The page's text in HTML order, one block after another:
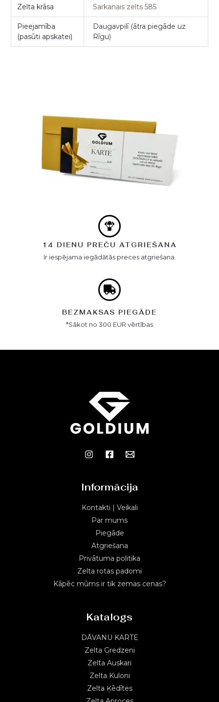
Zelta krāsa Sarkanais zelts 585
Pieejamība
(pasūti apskatei)
Daugavpilī (ātra piegāde uz
Rīgu)
14 DIENU PREČU ATGRIEŠANA
Ir iespējama iegādātās preces atgriešana.
BEZMAKSAS PIEGĀDE
*Sākot no 300 EUR vērtības
Informācija
Kontakti | Veikali
Par mums
Piegāde
Atgriešana
Privātuma politika
Zelta rotas padomi
Kāpēc mūms ir tik zemas cenas?
Katalogs
DĀVANU KARTE
Zelta Gredzeni
Zelta Auskari
Zelta Kuloni
Zelta Ķēdītes